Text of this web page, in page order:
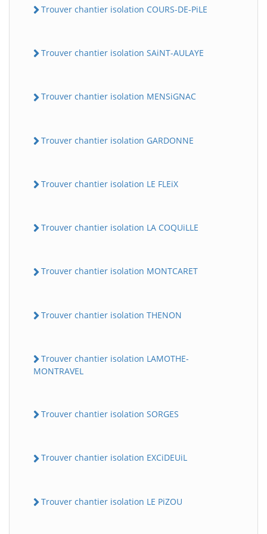
Trouver chantier isolation COURS-DE-PiLE
Trouver chantier isolation SAiNT-AULAYE
Trouver chantier isolation MENSiGNAC
Trouver chantier isolation GARDONNE
Trouver chantier isolation LE FLEiX
Trouver chantier isolation LA COQUiLLE
Trouver chantier isolation MONTCARET
Trouver chantier isolation THENON
Trouver chantier isolation LAMOTHE-
MONTRAVEL
Trouver chantier isolation SORGES
Trouver chantier isolation EXCiDEUiL
Trouver chantier isolation LE PiZOU